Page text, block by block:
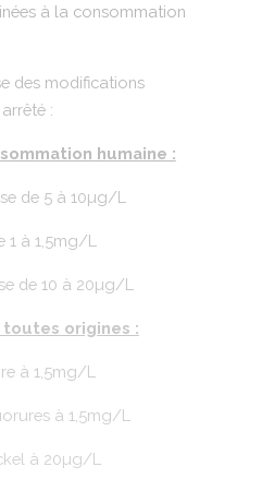
à la consommation
des modifications
:
humaine :
de 5 à 10µg/L
1 à 1,5mg/L
de 10 à 20µg/L
toutes origines :
à 1,5mg/L
à 1,5mg/L
à 20µg/L